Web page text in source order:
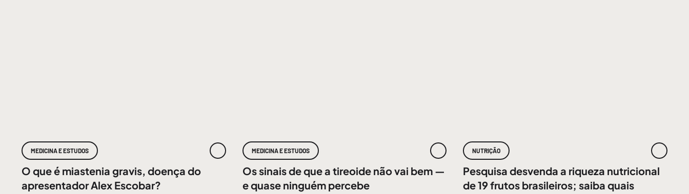
MEDICINA E ESTUDOS
O que é miastenia gravis, doença do
apresentador Alex Escobar?
MEDICINA E ESTUDOS
Os sinais de que a tireoide não vai bem —
e quase ninguém percebe
NUTRIÇÃO
Pesquisa desvenda a riqueza nutricional
de 19 frutos brasileiros; saiba quais